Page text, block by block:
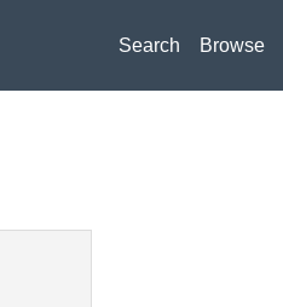
Search Browse